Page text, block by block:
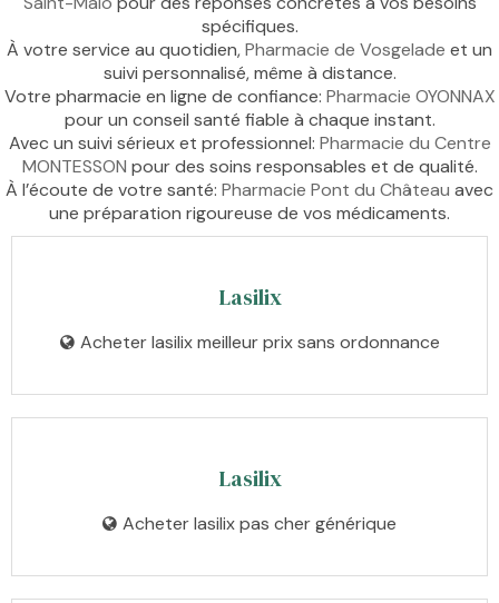
spécifiques.
À votre service au quotidien,Pharmacie de Vosgelade et un
suivi personnalisé, même à distance.
Votre pharmacie en ligne de confiance: Pharmacie OYONNAX
pour un conseil santé fiable à chaque instant.
Avec un suivi sérieux et professionnel: Pharmacie du Centre
MONTESSON pour des soins responsables et de qualité.
À l’écoute de votre santé: Pharmacie Pont du Château avec
une préparation rigoureuse de vos médicaments.
Lasilix
Acheter lasilix meilleur prix sans ordonnance
Lasilix
Acheter lasilix pas cher générique